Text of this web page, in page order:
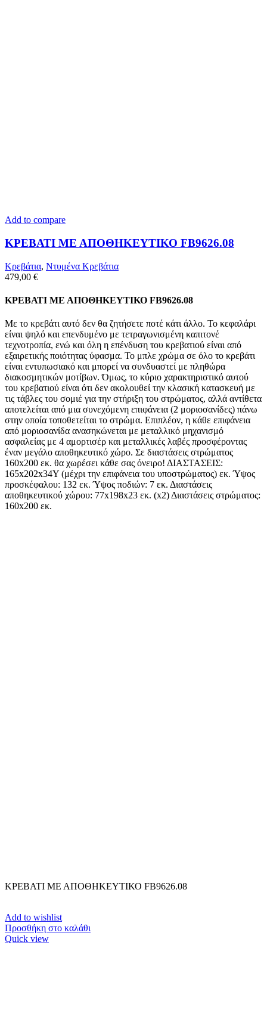
Add to compare
ΚΡΕΒΑΤΙ ΜΕ ΑΠΟΘΗΚΕΥΤΙΚΟ FB9626.08
Κρεβάτια, Ντυμένα Κρεβάτια
479,00 €
ΚΡΕΒΑΤΙ ΜΕ ΑΠΟΘΗΚΕΥΤΙΚΟ FB9626.08
Με το κρεβάτι αυτό δεν θα ζητήσετε ποτέ κάτι άλλο. Το κεφαλάρι
είναι ψηλό και επενδυμένο με τετραγωνισμένη καπιτονέ
τεχνοτροπία, ενώ και όλη η επένδυση του κρεβατιού είναι από
εξαιρετικής ποιότητας ύφασμα. Το μπλε χρώμα σε όλο το κρεβάτι
είναι εντυπωσιακό και μπορεί να συνδυαστεί με πληθώρα
διακοσμητικών μοτίβων. Όμως, το κύριο χαρακτηριστικό αυτού
του κρεβατιού είναι ότι δεν ακολουθεί την κλασική κατασκευή με
τις τάβλες του σομιέ για την στήριξη του στρώματος, αλλά αντίθετα
αποτελείται από μια συνεχόμενη επιφάνεια (2 μοριοσανίδες) πάνω
στην οποία τοποθετείται το στρώμα. Επιπλέον, η κάθε επιφάνεια
από μοριοσανίδα ανασηκώνεται με μεταλλικό μηχανισμό
ασφαλείας με 4 αμορτισέρ και μεταλλικές λαβές προσφέροντας
έναν μεγάλο αποθηκευτικό χώρο. Σε διαστάσεις στρώματος
160x200 εκ. θα χωρέσει κάθε σας όνειρο! ΔΙΑΣΤΑΣΕΙΣ:
165x202x34Υ (μέχρι την επιφάνεια του υποστρώματος) εκ. Ύψος
προσκέφαλου: 132 εκ. Ύψος ποδιών: 7 εκ. Διαστάσεις
αποθηκευτικού χώρου: 77x198x23 εκ. (x2) Διαστάσεις στρώματος:
160x200 εκ.
ΚΡΕΒΑΤΙ ΜΕ ΑΠΟΘΗΚΕΥΤΙΚΟ FB9626.08
Add to wishlist
Προσθήκη στο καλάθι
Quick view